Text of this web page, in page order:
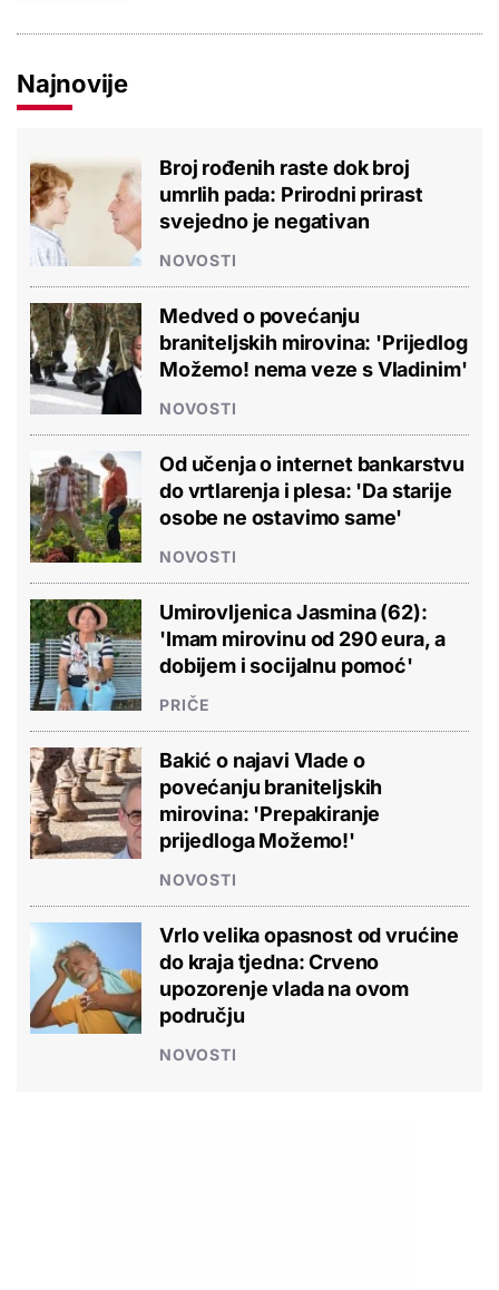
Najnovije
Broj rođenih raste dok broj
umrlih pada: Prirodni prirast
svejedno je negativan
NOVOSTI
Medved o povećanju
braniteljskih mirovina: 'Prijedlog
Možemo! nema veze s Vladinim'
NOVOSTI
Od učenja o internet bankarstvu
do vrtlarenja i plesa: 'Da starije
osobe ne ostavimo same'
NOVOSTI
Umirovljenica Jasmina (62):
'Imam mirovinu od 290 eura, a
dobijem i socijalnu pomoć'
PRIČE
Bakić o najavi Vlade o
povećanju braniteljskih
mirovina: 'Prepakiranje
prijedloga Možemo!'
NOVOSTI
Vrlo velika opasnost od vrućine
do kraja tjedna: Crveno
upozorenje vlada na ovom
području
NOVOSTI